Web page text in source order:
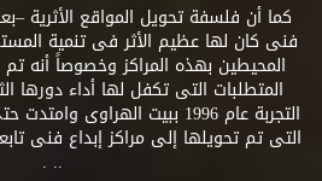
كما أن فلسفة تحويل المواقع الأثرية
فنى كان لها عظيم الأثر فى تنمية
المحيطين بهذه المراكز وخصوصاً أنه
المتطلبات التى تكفل لها أداء دورها
التجربة عام 1996 ببيت
.. .